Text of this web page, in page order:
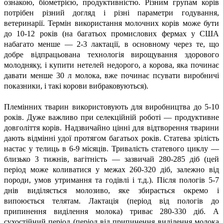
ознакою, біометрією, продуктивністю. Різним групам корів
потрібен різний догляд і різні параметри годування,
ветеринарії. Термін використання молочних корів може бути
до 10-12 років (на багатьох промислових фермах у США
набагато менше — 2-3 лактації, в основному через те, що
добре відпрацьована технологія вирощування здорового
молодняку, і купити нетелей недорого, а корова, яка починає
давати менше 30 л молока, вже починає псувати виробничі
показники, і такі корови вибраковуються).
Племінних тварин використовують для виробництва до 5-10
років. Дуже важливо при селекційній роботі — продуктивне
довголіття корів. Надзвичайно цінні для відтворення тварини
дають відмінні удої протягом багатьох років. Статева зрілість
настає у телиць в 6-9 місяців. Тривалість статевого циклу —
близько 3 тижнів, вагітність — зазвичай 280-285 діб (цей
період може коливатися у межах 260-320 діб, залежно від
породи, умов утримання та годівлі і т.д.). Після пологів 5-7
днів виділяється молозиво, яке збирається окремо і
випоюється телятам. Лактація (період від пологів до
припинення виділення молока) триває 280-330 діб. А